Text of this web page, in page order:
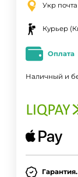
Укр почта
Курьер
Оплата
Наличный и